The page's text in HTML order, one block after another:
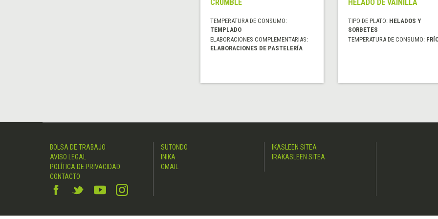
CRUMBLE
TEMPERATURA DE CONSUMO:
TEMPLADO
ELABORACIONES COMPLEMENTARIAS:
ELABORACIONES DE PASTELERÍA
HELADO DE VAINILLA
TIPO DE PLATO: HELADOS Y
SORBETES
TEMPERATURA DE CONSUMO:
BOLSA DE TRABAJO
AVISO LEGAL
POLÍTICA DE PRIVACIDAD
CONTACTO
SUTONDO
INIKA
GMAIL
IKASLEEN SITEA
IRAKASLEEN SITEA